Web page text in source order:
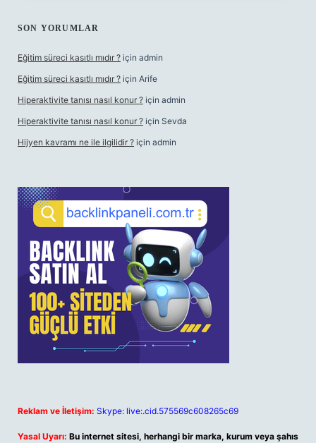
SON YORUMLAR
Eğitim süreci kasıtlı mıdır ? için admin
Eğitim süreci kasıtlı mıdır ? için Arife
Hiperaktivite tanısı nasıl konur ? için admin
Hiperaktivite tanısı nasıl konur ? için Sevda
Hijyen kavramı ne ile ilgilidir ? için admin
Reklam ve İletişim: Skype: live:.cid.575569c608265c69
Yasal Uyarı: Bu internet sitesi, herhangi bir marka, kurum veya şahıs